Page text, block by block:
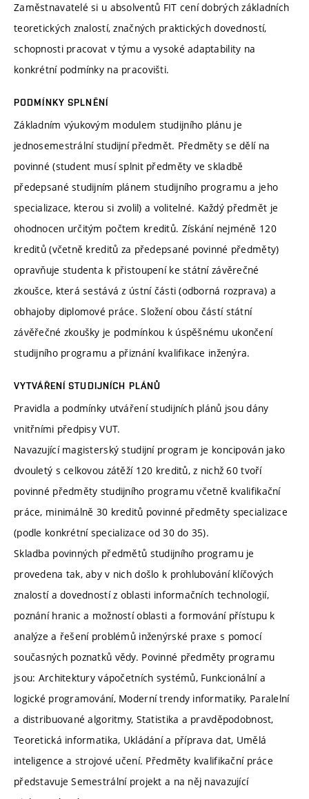
Zaměstnavatelé si u absolventů FIT cení dobrých základních
teoretických znalostí, značných praktických dovedností,
schopnosti pracovat v týmu a vysoké adaptability na
konkrétní podmínky na pracovišti.
PODMÍNKY SPLNĚNÍ
Základním výukovým modulem studijního plánu je
jednosemestrální studijní předmět. Předměty se dělí na
povinné (student musí splnit předměty ve skladbě
předepsané studijním plánem studijního programu a jeho
specializace, kterou si zvolil) a volitelné. Každý předmět je
ohodnocen určitým počtem kreditů. Získání nejméně 120
kreditů (včetně kreditů za předepsané povinné předměty)
opravňuje studenta k přistoupení ke státní závěrečné
zkoušce, která sestává z ústní části (odborná rozprava) a
obhajoby diplomové práce. Složení obou částí státní
závěřečné zkoušky je podmínkou k úspěšnému ukončení
studijního programu a přiznání kvalifikace inženýra.
VYTVÁŘENÍ STUDIJNÍCH PLÁNŮ
Pravidla a podmínky utváření studijních plánů jsou dány
vnitřními předpisy VUT.
Navazující magisterský studijní program je koncipován jako
dvouletý s celkovou zátěží 120 kreditů, z nichž 60 tvoří
povinné předměty studijního programu včetně kvalifikační
práce, minimálně 30 kreditů povinné předměty specializace
(podle konkrétní specializace od 30 do 35).
Skladba povinných předmětů studijního programu je
provedena tak, aby v nich došlo k prohlubování klíčových
znalostí a dovedností z oblasti informačních technologií,
poznání hranic a možností oblasti a formování přístupu k
analýze a řešení problémů inženýrské praxe s pomocí
současných poznatků vědy. Povinné předměty programu
jsou: Architektury vápočetních systémů, Funkcionální a
logické programování, Moderní trendy informatiky, Paralelní
a distribuované algoritmy, Statistika a pravděpodobnost,
Teoretická informatika, Ukládání a příprava dat, Umělá
inteligence a strojové učení. Předměty kvalifikační práce
představuje Semestrální projekt a na něj navazující